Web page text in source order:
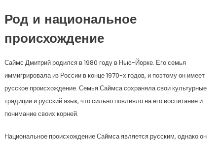
Род и национальное
происхождение
Саймс Дмитрий родился в 1980 году в Нью-Йорке. Его семья
иммигрировала из России в конце 1970-х годов, и поэтому он имеет
русское происхождение. Семья Саймса сохраняла свои культурные
традиции и русский язык, что сильно повлияло на его воспитание и
понимание своих корней.
Национальное происхождение Саймса является русским, однако он